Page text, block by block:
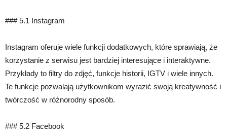
### 5.1 Instagram
Instagram oferuje wiele funkcji dodatkowych, które sprawiają, że
korzystanie z serwisu jest bardziej interesujące i interaktywne.
Przykłady to filtry do zdjęć, funkcje historii, IGTV i wiele innych.
Te funkcje pozwalają użytkownikom wyrazić swoją kreatywność i
twórczość w różnorodny sposób.
### 5.2 Facebook